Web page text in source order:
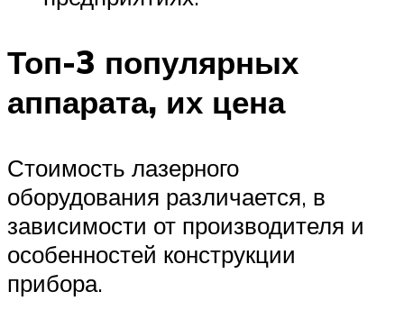
Топ-3 популярных
аппарата, их цена
Стоимость лазерного
оборудования различается, в
зависимости от производителя и
особенностей конструкции
прибора.